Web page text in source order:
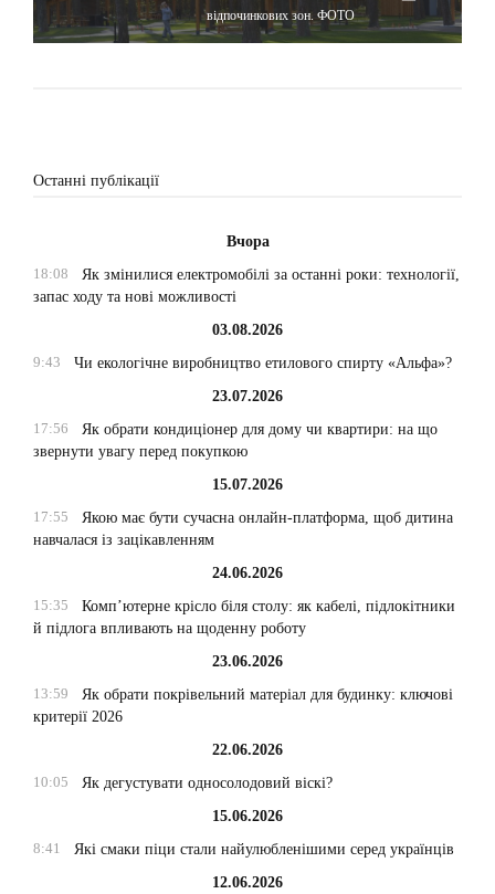
відпочинкових зон. ФОТО
Останні публікації
Вчора
18:08
Як змінилися електромобілі за останні роки: технології,
запас ходу та нові можливості
03.08.2026
9:43
Чи екологічне виробництво етилового спирту «Альфа»?
23.07.2026
17:56
Як обрати кондиціонер для дому чи квартири: на що
звернути увагу перед покупкою
15.07.2026
17:55
Якою має бути сучасна онлайн-платформа, щоб дитина
навчалася із зацікавленням
24.06.2026
15:35
Комп’ютерне крісло біля столу: як кабелі, підлокітники
й підлога впливають на щоденну роботу
23.06.2026
13:59
Як обрати покрівельний матеріал для будинку: ключові
критерії 2026
22.06.2026
10:05
Як дегустувати односолодовий віскі?
15.06.2026
8:41
Які смаки піци стали найулюбленішими серед українців
12.06.2026